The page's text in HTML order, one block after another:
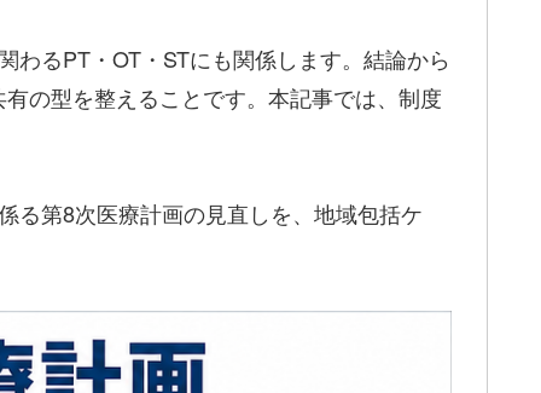
るPT・OT・STにも関係します。結論から
の型を整えることです。本記事では、制度
る第8次医療計画の見直しを、地域包括ケ